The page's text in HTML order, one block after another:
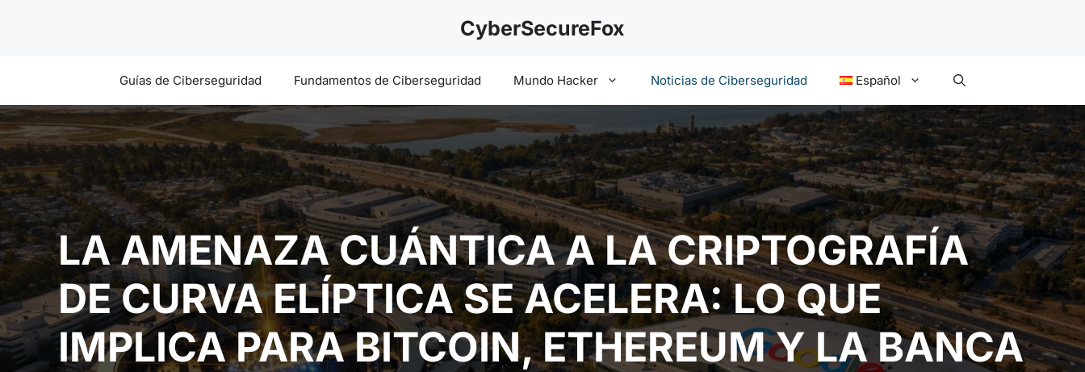
CyberSecureFox
Guías de Ciberseguridad Fundamentos de Ciberseguridad Mundo Hacker Noticias de Ciberseguridad Español
LA AMENAZA CUÁNTICA A LA CRIPTOGRAFÍA
DE CURVA ELÍPTICA SE ACELERA: LO QUE
IMPLICA PARA BITCOIN, ETHEREUM Y LA BANCA